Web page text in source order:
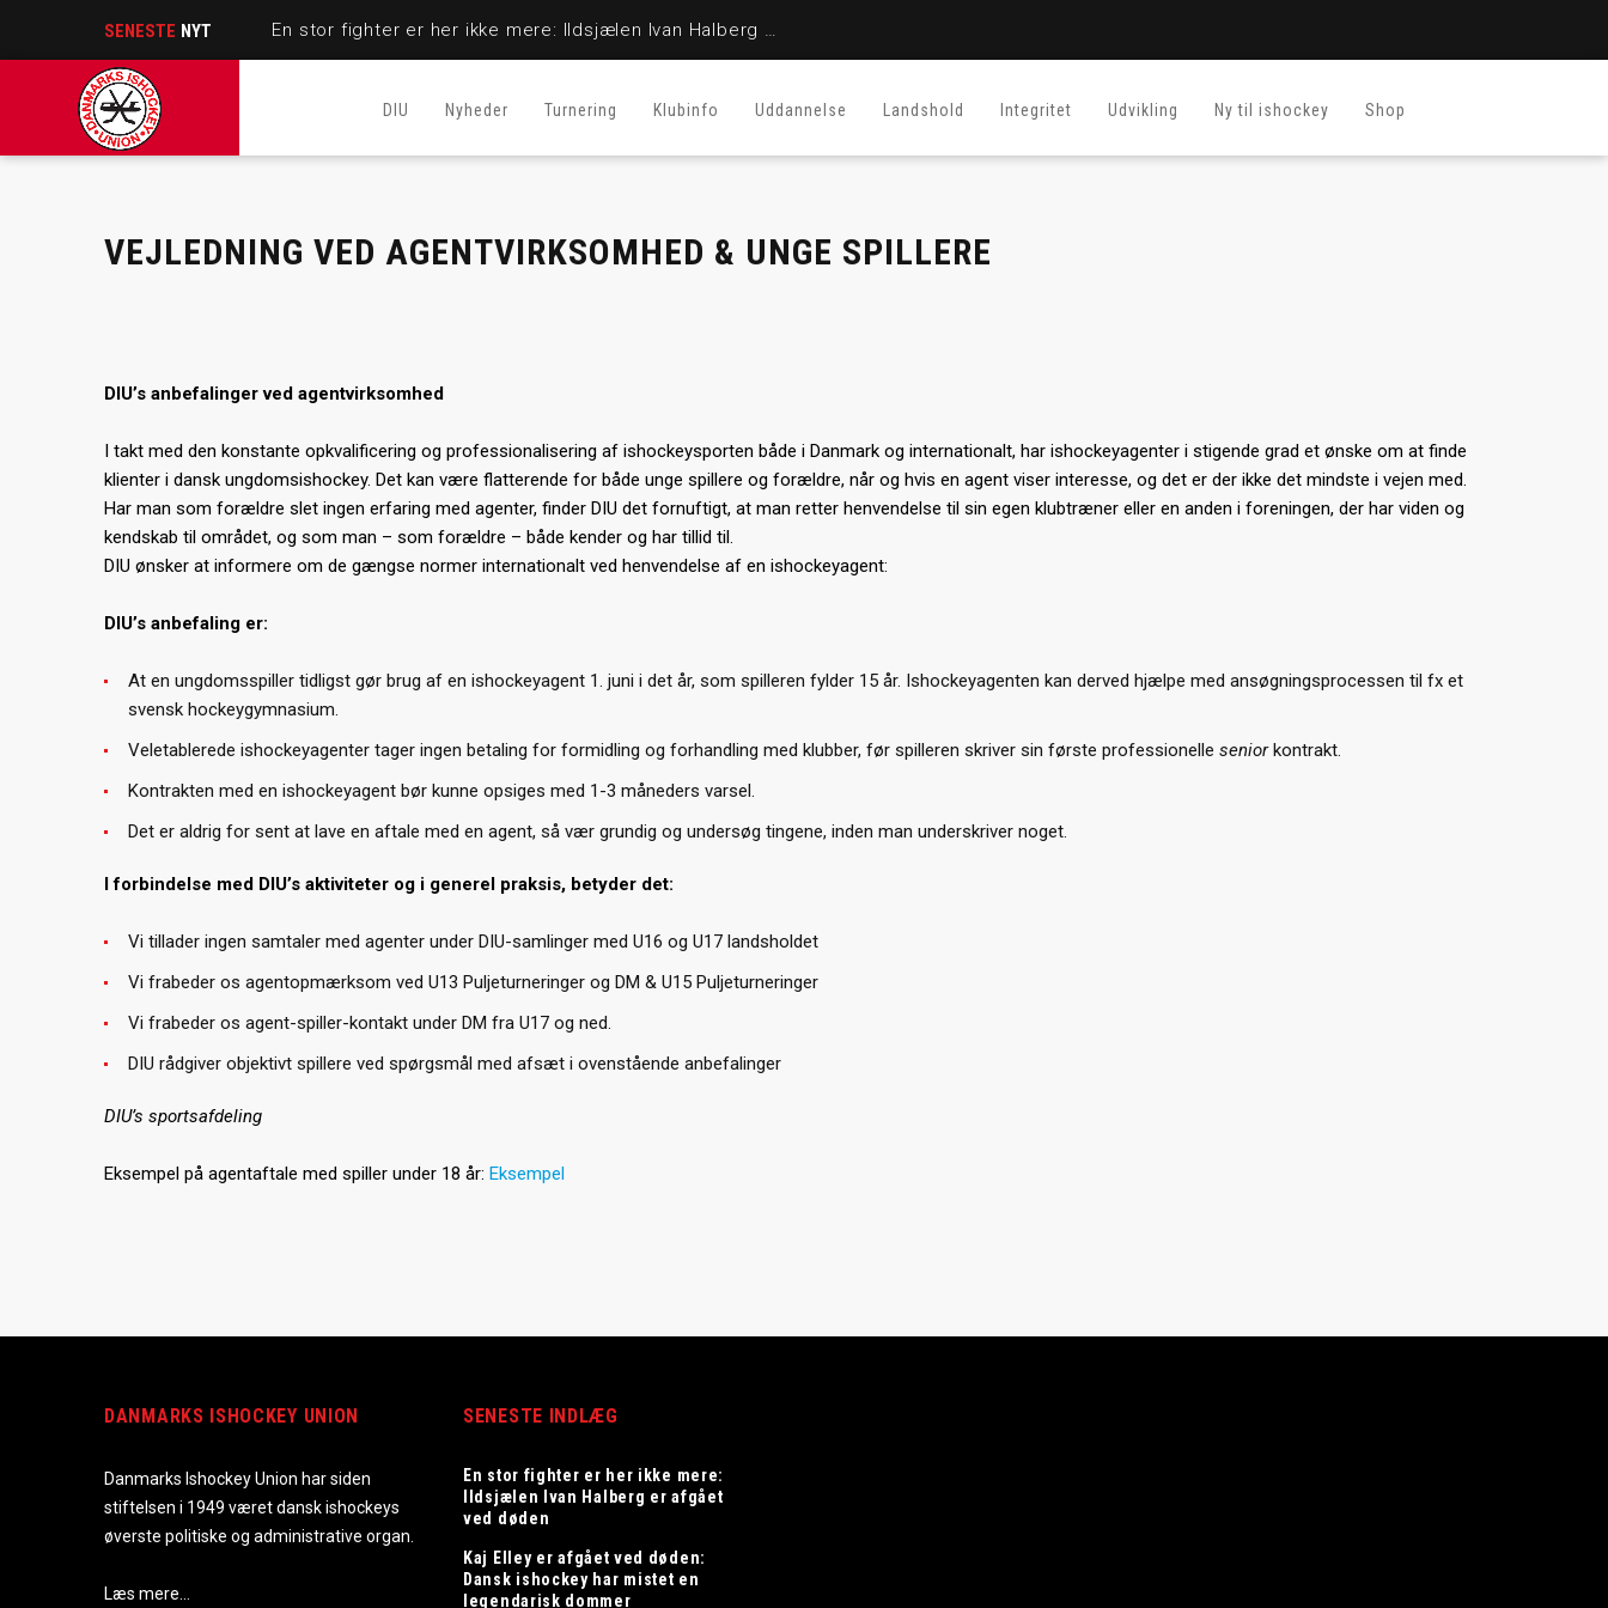
SENESTE NYT En stor fighter er her ikke mere: Ildsjælen Ivan Halberg er afgået ved døden
DIU Nyheder Turnering Klubinfo Uddannelse Landshold Integritet Udvikling Ny til ishockey Shop
VEJLEDNING VED AGENTVIRKSOMHED & UNGE SPILLERE
DIU’s anbefalinger ved agentvirksomhed
I takt med den konstante opkvalificering og professionalisering af ishockeysporten både i Danmark og internationalt, har ishockeyagenter i stigende grad et ønske om at finde
klienter i dansk ungdomsishockey. Det kan være flatterende for både unge spillere og forældre, når og hvis en agent viser interesse, og det er der ikke det mindste i vejen med.
Har man som forældre slet ingen erfaring med agenter, finder DIU det fornuftigt, at man retter henvendelse til sin egen klubtræner eller en anden i foreningen, der har viden og
kendskab til området, og som man – som forældre – både kender og har tillid til.
DIU ønsker at informere om de gængse normer internationalt ved henvendelse af en ishockeyagent:
DIU’s anbefaling er:
At en ungdomsspiller tidligst gør brug af en ishockeyagent 1. juni i det år, som spilleren fylder 15 år. Ishockeyagenten kan derved hjælpe med ansøgningsprocessen til fx et
svensk hockeygymnasium.
Veletablerede ishockeyagenter tager ingen betaling for formidling og forhandling med klubber, før spilleren skriver sin første professionelle seniorkontrakt.
Kontrakten med en ishockeyagent bør kunne opsiges med 1-3 måneders varsel.
Det er aldrig for sent at lave en aftale med en agent, så vær grundig og undersøg tingene, inden man underskriver noget.
I forbindelse med DIU’s aktiviteter og i generel praksis, betyder det:
Vi tillader ingen samtaler med agenter under DIU-samlinger med U16 og U17 landsholdet
Vi frabeder os agentopmærksom ved U13 Puljeturneringer og DM & U15 Puljeturneringer
Vi frabeder os agent-spiller-kontakt under DM fra U17 og ned.
DIU rådgiver objektivt spillere ved spørgsmål med afsæt i ovenstående anbefalinger
DIU’s sportsafdeling
Eksempel på agentaftale med spiller under 18 år: Eksempel
DANMARKS ISHOCKEY UNION
Danmarks Ishockey Union har siden
stiftelsen i 1949 været dansk ishockeys
øverste politiske og administrative organ.
Læs mere…
SENESTE INDLÆG
En stor fighter er her ikke mere:
Ildsjælen Ivan Halberg er afgået
ved døden
Kaj Elley er afgået ved døden:
Dansk ishockey har mistet en
legendarisk dommer